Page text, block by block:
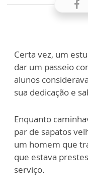
Certa vez, um
dar um passeio
alunos
sua dedicação e
Enquanto
par de sapatos
um homem que
que estava
serviço.